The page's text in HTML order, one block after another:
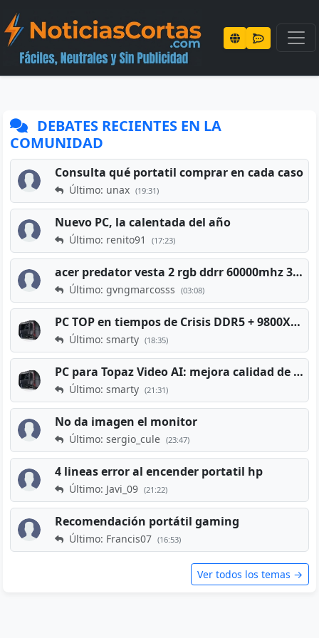
DEBATES RECIENTES EN LA
COMUNIDAD
Consulta qué portatil comprar en cada caso
Último: unax (19:31)
Nuevo PC, la calentada del año
Último: renito91 (17:23)
acer predator vesta 2 rgb ddrr 60000mhz 32gb x2 16gb
Último: gvngmarcosss (03:08)
PC TOP en tiempos de Crisis DDR5 + 9800X3D + RTX 5080 [2026][2400€]
Último: smarty (18:35)
PC para Topaz Video AI: mejora calidad de vídeos viejos
Último: smarty (21:31)
No da imagen el monitor
Último: sergio_cule (23:47)
4 lineas error al encender portatil hp
Último: Javi_09 (21:22)
Recomendación portátil gaming
Último: Francis07 (16:53)
Ver todos los temas →